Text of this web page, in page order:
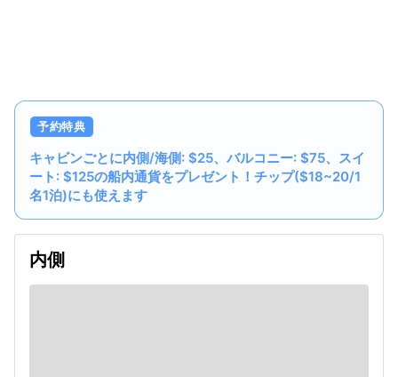
予約特典
キャビンごとに内側/海側: $25、バルコニー: $75、スイ
ート: $125の船内通貨をプレゼント！チップ($18~20/1
名1泊)にも使えます
内側